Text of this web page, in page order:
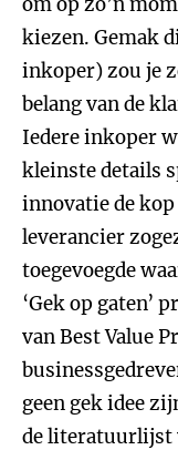
kiezen. Gemak
inkoper) zou je
belang van de
Iedere inkoper
kleinste details
innovatie de kop
leverancier
toegevoegde
‘Gek op gaten’
van Best Value
geen gek idee
de literatuurlijst